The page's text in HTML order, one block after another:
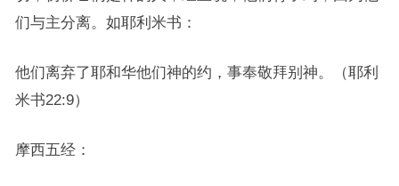
们与主分离。如耶利米书：
他们离弃了耶和华他们神的约，事奉敬拜别神。（耶利
米书22:9）
摩西五经：